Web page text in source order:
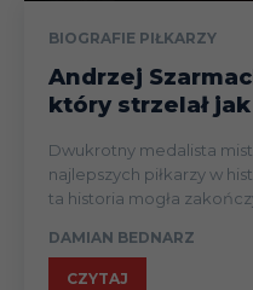
BIOGRAFIE PIŁKARZY
Andrzej
który strzelał jak
Dwukrotny medalista
najlepszych piłkarzy w
ta historia mogła
DAMIAN BEDNARZ
CZYTAJ